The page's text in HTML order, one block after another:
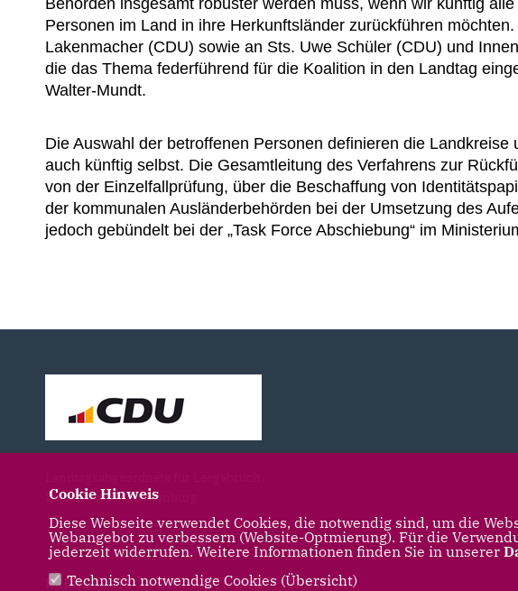
Personen im Land in ihre Herkunftsländer zurückführen möchten.
Lakenmacher (CDU) sowie an Sts. Uwe Schüler (CDU) und
die das Thema federführend für die Koalition in den Landtag
Walter-Mundt.
Die Auswahl der betroffenen Personen definieren die Landkreise
auch künftig selbst. Die Gesamtleitung des Verfahrens zur
von der Einzelfallprüfung, über die Beschaffung von
der kommunalen Ausländerbehörden bei der Umsetzung des
jedoch gebündelt bei der „Task Force Abschiebung“ im
Liebenwalde, Oranienburg
IMPRESSUM DATENSCHUTZ KONTAKT
Cookie Hinweis
Diese Webseite verwendet Cookies, die notwendig sind, um die
Webangebot zu verbessern (Website-Optmierung). Für die
jederzeit widerrufen. Weitere Informationen finden Sie in unserer
Technisch notwendige Cookies (Übersicht)